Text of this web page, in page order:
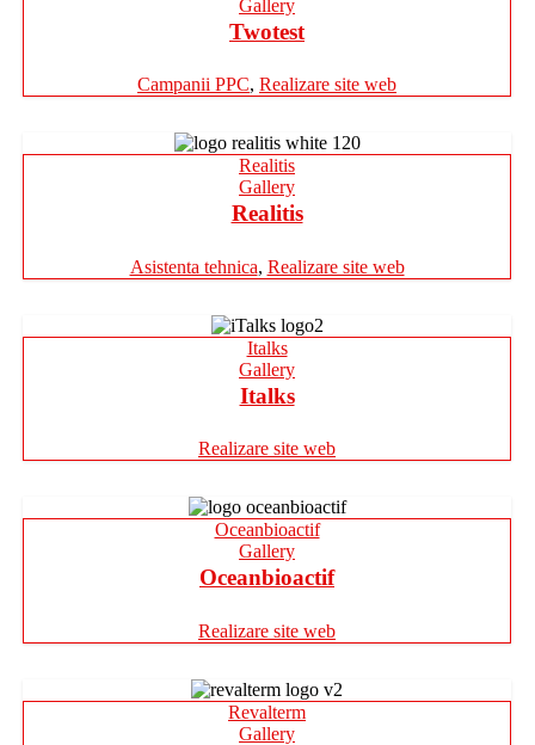
Gallery
Twotest
Campanii PPC, Realizare site web
Realitis
Gallery
Realitis
Asistenta tehnica, Realizare site web
Italks
Gallery
Italks
Realizare site web
Oceanbioactif
Gallery
Oceanbioactif
Realizare site web
Revalterm
Gallery